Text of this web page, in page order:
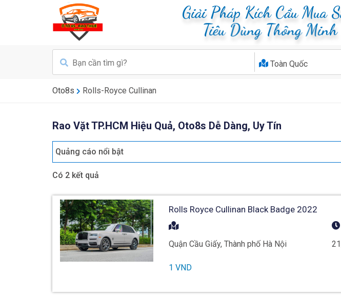
Giải Pháp Kích Cầu Mua
Tiêu Dùng Thông Minh
Toàn Quốc
Oto8s Rolls-Royce Cullinan
Rao Vặt TP.HCM Hiệu Quả, Oto8s Dễ Dàng, Uy Tín
Quảng cáo nổi bật
Có 2 kết quả
Rolls Royce Cullinan Black Badge 2022
Quận Cầu Giấy, Thành phố Hà Nội
1 VND